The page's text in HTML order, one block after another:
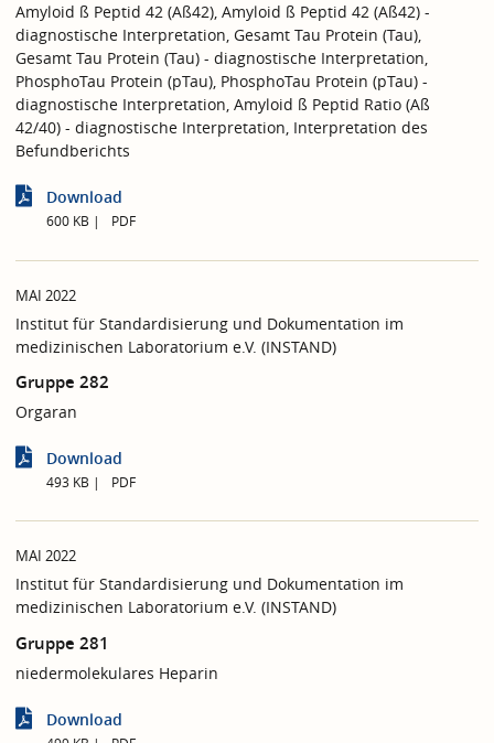
Amyloid ß Peptid 42 (Aß42), Amyloid ß Peptid 42 (Aß42) -
diagnostische Interpretation, Gesamt Tau Protein (Tau),
Gesamt Tau Protein (Tau) - diagnostische Interpretation,
PhosphoTau Protein (pTau), PhosphoTau Protein (pTau) -
diagnostische Interpretation, Amyloid ß Peptid Ratio (Aß
42/40) - diagnostische Interpretation, Interpretation des
Befundberichts
Download
600 KB PDF
MAI 2022
Institut für Standardisierung und Dokumentation im
medizinischen Laboratorium e.V. (INSTAND)
Gruppe 282
Orgaran
Download
493 KB PDF
MAI 2022
Institut für Standardisierung und Dokumentation im
medizinischen Laboratorium e.V. (INSTAND)
Gruppe 281
niedermolekulares Heparin
Download